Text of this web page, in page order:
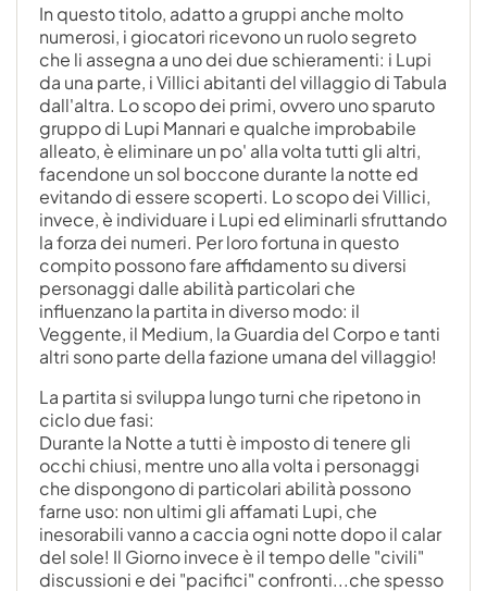
In questo titolo, adatto a gruppi anche molto
numerosi, i giocatori ricevono un ruolo segreto
che li assegna a uno dei due schieramenti: i Lupi
da una parte, i Villici abitanti del villaggio di Tabula
dall'altra. Lo scopo dei primi, ovvero uno sparuto
gruppo di Lupi Mannari e qualche improbabile
alleato, è eliminare un po' alla volta tutti gli altri,
facendone un sol boccone durante la notte ed
evitando di essere scoperti. Lo scopo dei Villici,
invece, è individuare i Lupi ed eliminarli sfruttando
la forza dei numeri. Per loro fortuna in questo
compito possono fare affidamento su diversi
personaggi dalle abilità particolari che
influenzano la partita in diverso modo: il
Veggente, il Medium, la Guardia del Corpo e tanti
altri sono parte della fazione umana del villaggio!
La partita si sviluppa lungo turni che ripetono in
ciclo due fasi:
Durante la Notte a tutti è imposto di tenere gli
occhi chiusi, mentre uno alla volta i personaggi
che dispongono di particolari abilità possono
farne uso: non ultimi gli affamati Lupi, che
inesorabili vanno a caccia ogni notte dopo il calar
del sole! Il Giorno invece è il tempo delle "civili"
discussioni e dei "pacifici" confronti...che spesso